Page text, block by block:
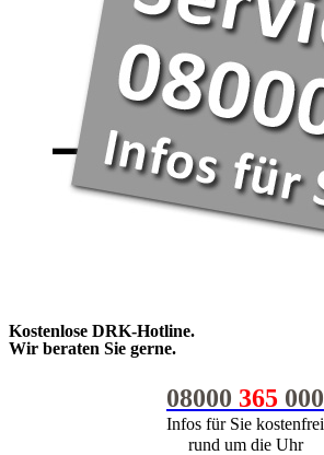
Kostenlose DRK-Hotline.
Wir beraten Sie gerne.
08000 365 000
Infos für Sie kostenfrei
rund um die Uhr